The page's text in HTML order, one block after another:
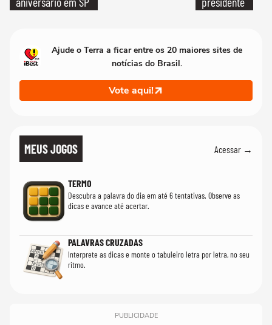
Ajude o Terra a ficar entre os 20 maiores sites de
notícias do Brasil.
Vote aqui!
MEUS JOGOS Acessar →
TERMO
Descubra a palavra do dia em até 6 tentativas. Observe as
dicas e avance até acertar.
PALAVRAS CRUZADAS
Interprete as dicas e monte o tabuleiro letra por letra, no seu
ritmo.
PUBLICIDADE